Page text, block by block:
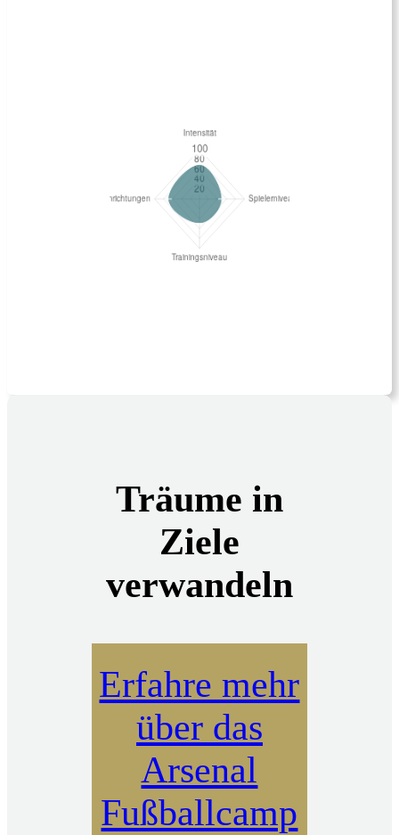
Träume in
Ziele
verwandeln
Erfahre mehr
über das
Arsenal
Fußballcamp